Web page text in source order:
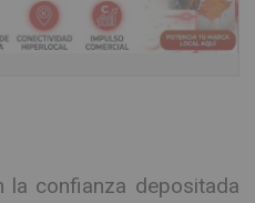
la confianza depositada